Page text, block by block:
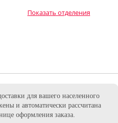
Показать отделения
для вашего населенного
и автоматически рассчитана
оформления заказа.